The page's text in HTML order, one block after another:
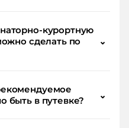
курортную
сделать по
⌄
быть в путевке?
⌄